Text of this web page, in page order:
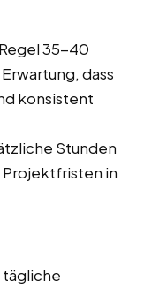
35-40
dass
konsistent
Stunden
in
tägliche